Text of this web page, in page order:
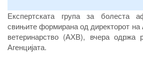
Експертската група за болеста
свињите формирана од директорот на
ветеринарство (АХВ), вчера одржа
Агенцијата.